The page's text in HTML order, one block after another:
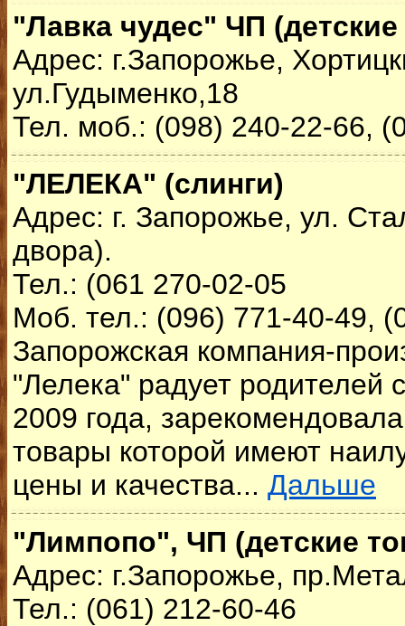
"Лавка чудес" ЧП
Адрес: г.Запорожье,
ул.Гудыменко,18
Тел. моб.: (098) 240-22-66,
"ЛЕЛЕКА" (слинги)
Адрес: г. Запорожье, ул.
двора).
Тел.: (061 270-02-05
Моб. тел.: (096) 771-40-49,
Запорожская компания-
"Лелека" радует родителей
2009 года,
товары которой имеют
цены и качества... Дальше
"Лимпопо", ЧП (детские
Адрес: г.Запорожье,
Тел.: (061) 212-60-46